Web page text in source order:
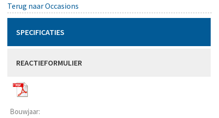
Terug naar Occasions
SPECIFICATIES
REACTIEFORMULIER
Bouwjaar: